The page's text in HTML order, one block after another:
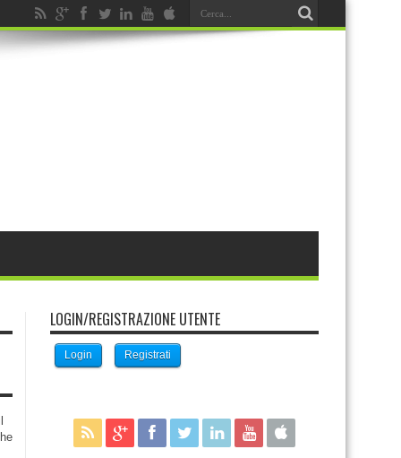
LOGIN/REGISTRAZIONE UTENTE
Login Registrati